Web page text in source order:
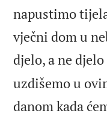
napustimo
vječni dom u
djelo, a ne
uzdišemo u
danom kada